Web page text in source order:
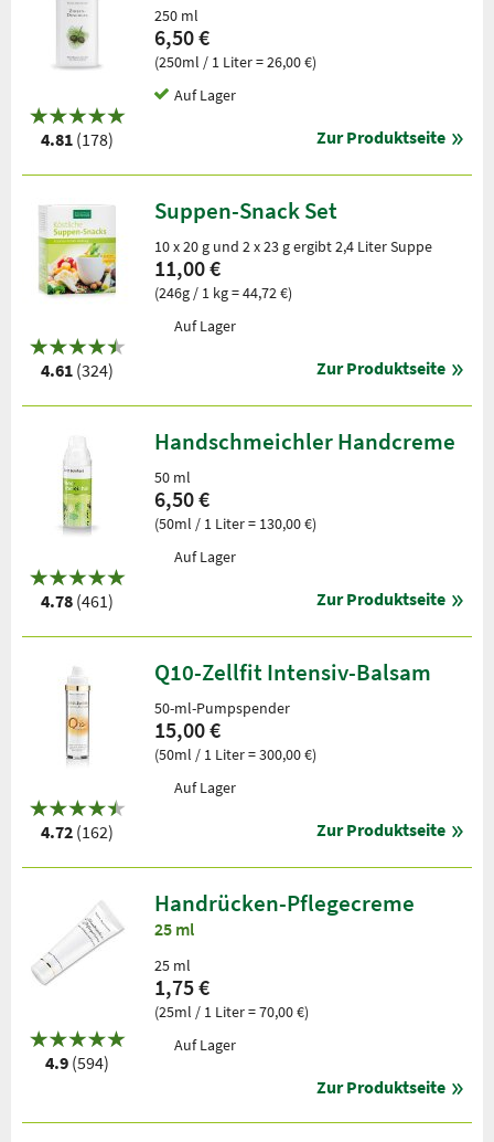
4.81 (178)
250 ml
6,50 €
(250ml / 1 Liter = 26,00 €)
Auf Lager
Zur Produktseite
4.61 (324)
Suppen-Snack Set
10 x 20 g und 2 x 23 g ergibt 2,4 Liter Suppe
11,00 €
(246g / 1 kg = 44,72 €)
Auf Lager
Zur Produktseite
4.78 (461)
Handschmeichler Handcreme
50 ml
6,50 €
(50ml / 1 Liter = 130,00 €)
Auf Lager
Zur Produktseite
4.72 (162)
Q10-Zellfit Intensiv-Balsam
50-ml-Pumpspender
15,00 €
(50ml / 1 Liter = 300,00 €)
Auf Lager
Zur Produktseite
4.9 (594)
Handrücken-Pflegecreme
25 ml
25 ml
1,75 €
(25ml / 1 Liter = 70,00 €)
Auf Lager
Zur Produktseite